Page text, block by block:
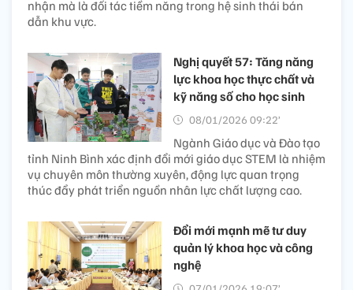
nhận mà là đối tác tiềm năng trong hệ sinh thái bán
dẫn khu vực.
Nghị quyết 57: Tăng năng
lực khoa học thực chất và
kỹ năng số cho học sinh
08/01/2026 09:22’
Ngành Giáo dục và Đào tạo
tỉnh Ninh Bình xác định đổi mới giáo dục STEM là nhiệm
vụ chuyên môn thường xuyên, động lực quan trọng
thúc đẩy phát triển nguồn nhân lực chất lượng cao.
Đổi mới mạnh mẽ tư duy
quản lý khoa học và công
nghệ